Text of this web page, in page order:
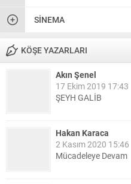
SINEMA
KÖŞE YAZARLARI
Akın Şenel
17 Ekim 2019 17:43
ŞEYH GALİB
Hakan Karaca
2 Kasım 2020 15:46
Mücadeleye Devam